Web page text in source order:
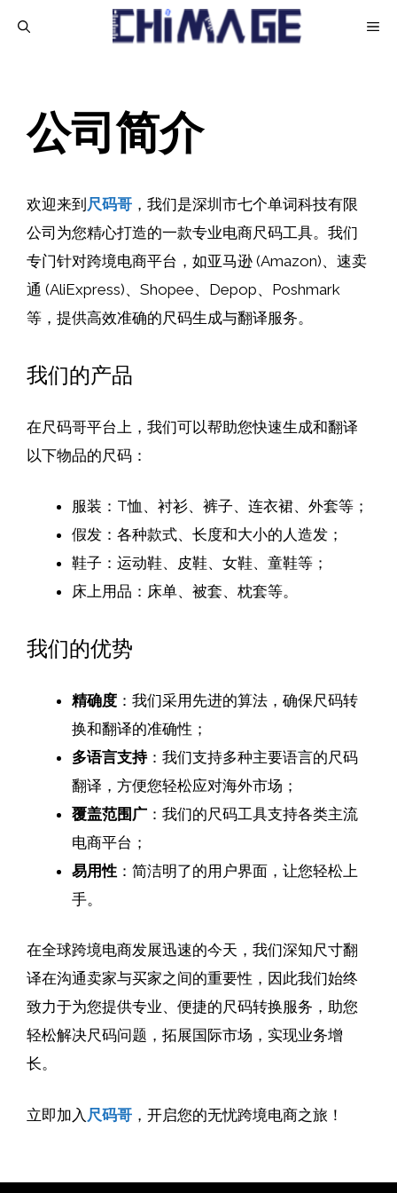
菜
公司简介
欢迎来到 尺码哥 ，我们是深圳市七个单词科技有限
公司为您精心打造的一款专业电商尺码工具。我们
专门针对跨境电商平台，如亚马逊 (Amazon)、速卖
通 (AliExpress)、Shopee、Depop、Poshmark
等，提供高效准确的尺码生成与翻译服务。
我们的产品
在尺码哥平台上，我们可以帮助您快速生成和翻译
以下物品的尺码：
服装：T恤、衬衫、裤子、连衣裙、外套等；
假发：各种款式、长度和大小的人造发；
鞋子：运动鞋、皮鞋、女鞋、童鞋等；
床上用品：床单、被套、枕套等。
我们的优势
精确度 ：我们采用先进的算法，确保尺码转
换和翻译的准确性；
多语言支持：我们支持多种主要语言的尺码
翻译，方便您轻松应对海外市场；
覆盖范围广 ：我们的尺码工具支持各类主流
电商平台；
易用性 ：简洁明了的用户界面，让您轻松上
手。
在全球跨境电商发展迅速的今天，我们深知尺寸翻
译在沟通卖家与买家之间的重要性，因此我们始终
致力于为您提供专业、便捷的尺码转换服务，助您
轻松解决尺码问题，拓展国际市场，实现业务增
长。
立即加入 尺码哥 ，开启您的无忧跨境电商之旅！